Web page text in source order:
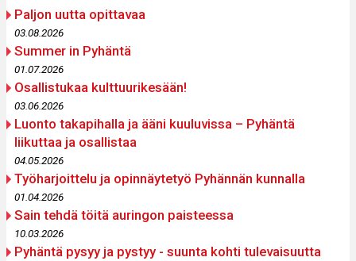
Paljon uutta opittavaa
03.08.2026
Summer in Pyhäntä
01.07.2026
Osallistukaa kulttuurikesään!
03.06.2026
Luonto takapihalla ja ääni kuuluvissa – Pyhäntä
liikuttaa ja osallistaa
04.05.2026
Työharjoittelu ja opinnäytetyö Pyhännän kunnalla
01.04.2026
Sain tehdä töitä auringon paisteessa
10.03.2026
Pyhäntä pysyy ja pystyy - suunta kohti tulevaisuutta